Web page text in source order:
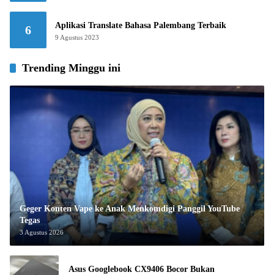
6 Aplikasi Translate Bahasa Palembang Terbaik
9 Agustus 2023
Trending Minggu ini
Geger Konten Vape ke Anak Menkomdigi Panggil YouTube
Tegas
3 Agustus 2026
Asus Googlebook CX9406 Bocor Bukan